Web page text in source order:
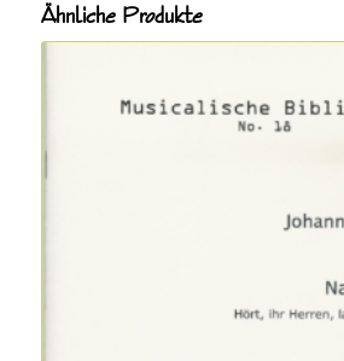
Ähnliche Produkte